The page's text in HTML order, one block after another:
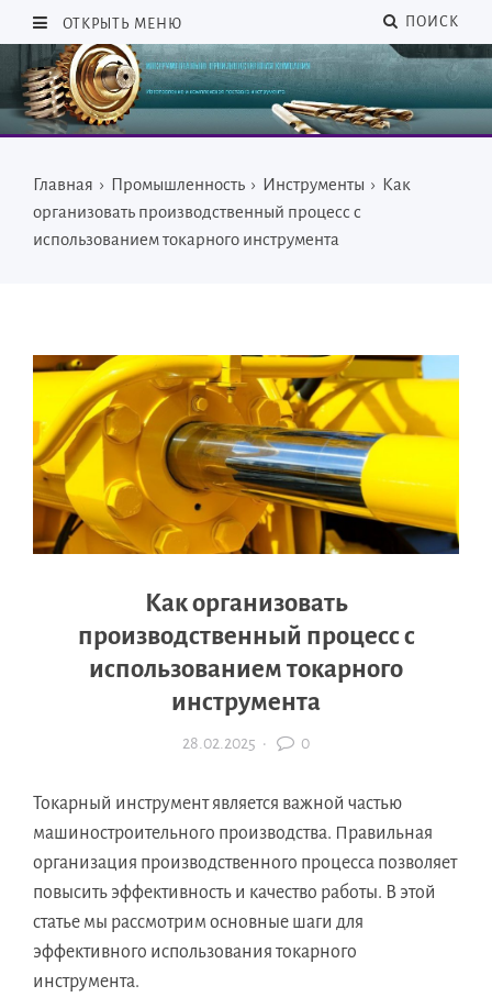
ОТКРЫТЬ МЕНЮ ПОИСК
Главная › Промышленность › Инструменты › Как
организовать производственный процесс с
использованием токарного инструмента
Как организовать
производственный процесс с
использованием токарного
инструмента
28.02.2025 · 0
Токарный инструмент является важной частью
машиностроительного производства. Правильная
организация производственного процесса позволяет
повысить эффективность и качество работы. В этой
статье мы рассмотрим основные шаги для
эффективного использования токарного
инструмента.